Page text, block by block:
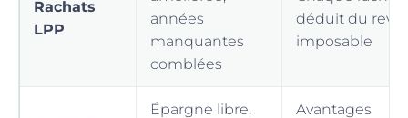
Rachats
LPP
années
manquantes
comblées
déduit du
imposable
Épargne libre,
Avantages